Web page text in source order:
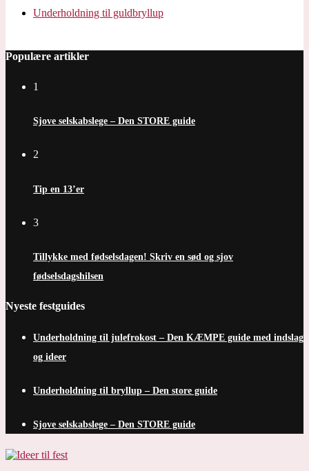
Underholdning til guldbryllup
Populære artikler
1
Sjove selskabslege – Den STORE guide
2
Tip en 13’er
3
Tillykke med fødselsdagen! Skriv en sød og sjov
fødselsdagshilsen
Nyeste festguides
Underholdning til julefrokost – Den KÆMPE guide med indslag
og ideer
Underholdning til bryllup – Den store guide
Sjove selskabslege – Den STORE guide